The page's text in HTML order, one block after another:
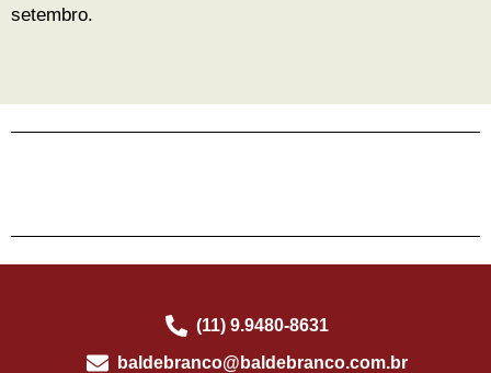
setembro.
(11) 9.9480-8631
baldebranco@baldebranco.com.br